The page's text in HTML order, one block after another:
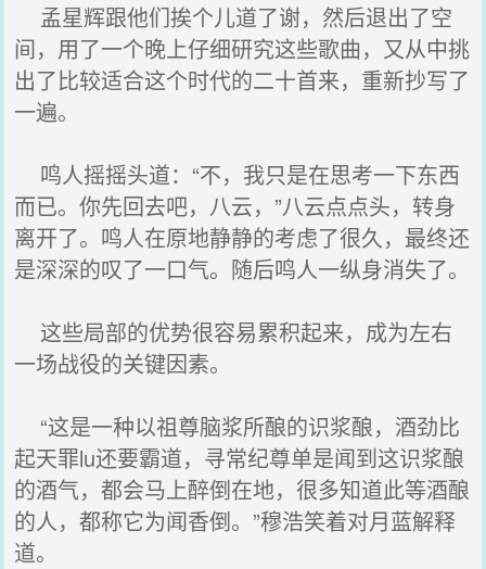
孟星辉跟他们挨个儿道了谢，然后退出了空
间，用了一个晚上仔细研究这些歌曲，又从中挑
出了比较适合这个时代的二十首来，重新抄写了
一遍。
鸣人摇摇头道：“不，我只是在思考一下东西
而已。你先回去吧，八云，”八云点点头，转身
离开了。鸣人在原地静静的考虑了很久，最终还
是深深的叹了一口气。随后鸣人一纵身消失了。
这些局部的优势很容易累积起来，成为左右
一场战役的关键因素。
“这是一种以祖尊脑浆所酿的识浆酿，酒劲比
起天罪lu还要霸道，寻常纪尊单是闻到这识浆酿
的酒气，都会马上醉倒在地，很多知道此等酒酿
的人，都称它为闻香倒。”穆浩笑着对月蓝解释
道。